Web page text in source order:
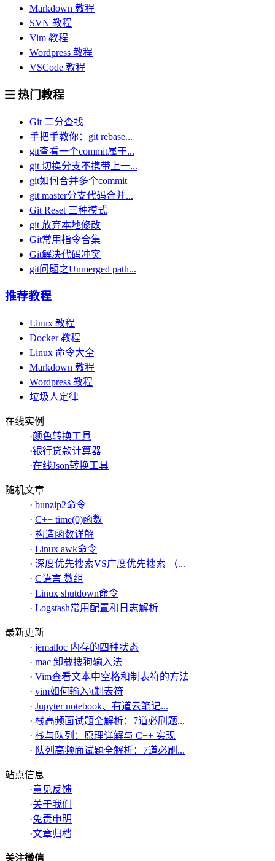
Markdown 教程
SVN 教程
Vim 教程
Wordpress 教程
VSCode 教程
热门教程
Git 二分查找
手把手教你：git rebase...
git查看一个commit属于...
git 切换分支不携带上一...
git如何合并多个commit
git master分支代码合并...
Git Reset 三种模式
git 放弃本地修改
Git常用指令合集
Git解决代码冲突
git问题之Unmerged path...
推荐教程
Linux 教程
Docker 教程
Linux 命令大全
Markdown 教程
Wordpress 教程
垃圾人定律
在线实例
·颜色转换工具
·银行贷款计算器
·在线Json转换工具
随机文章
· bunzip2命令
· C++ time(0)函数
· 构造函数详解
· Linux awk命令
· 深度优先搜索VS广度优先搜索 （...
· C语言 数组
· Linux shutdown命令
· Logstash常用配置和日志解析
最新更新
· jemalloc 内存的四种状态
· mac 卸载搜狗输入法
· Vim查看文本中空格和制表符的方法
· vim如何输入\t制表符
· Jupyter notebook、有道云笔记...
· 栈高频面试题全解析：7道必刷题...
· 栈与队列：原理详解与 C++ 实现
· 队列高频面试题全解析：7道必刷...
站点信息
·意见反馈
·关于我们
·免责申明
·文章归档
关注微信